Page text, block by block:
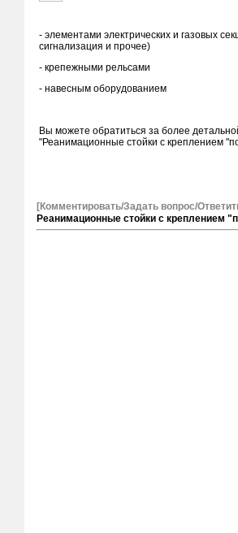
- элементами электрических и газовых
сигнализация и прочее)
- крепежными рельсами
- навесным оборудованием
Вы можете обратиться за более
"Реанимационные стойки с креплением
[Комментировать/Задать вопрос/
Реанимационные стойки с креплением